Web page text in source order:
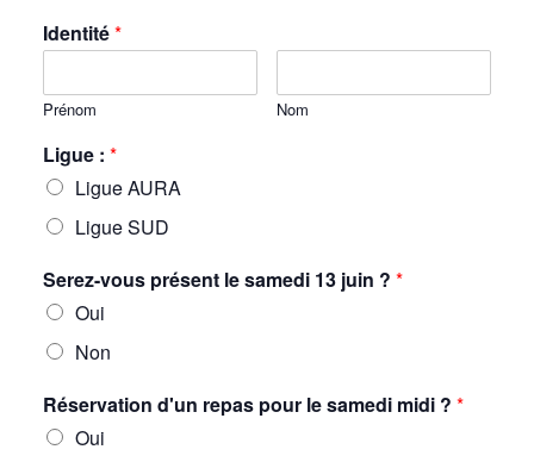
Identité*
Prénom Nom
Ligue : *
Ligue AURA
Ligue SUD
Serez-vous présent le samedi 13 juin ? *
Oui
Non
Réservation d'un repas pour le samedi midi ? *
Oui